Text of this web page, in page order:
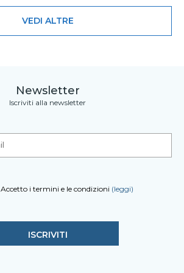
VEDI ALTRE
Newsletter
Iscriviti alla newsletter
Accetto i termini e le condizioni (leggi)